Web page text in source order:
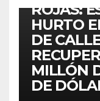
ROJAS:
HURTO
DE
MILLÓN
DE